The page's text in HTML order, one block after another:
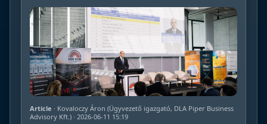
Article · Kovaloczy Áron (Ügyvezető igazgató, DLA Piper Business
Advisory Kft.) · 2026-06-11 15:19